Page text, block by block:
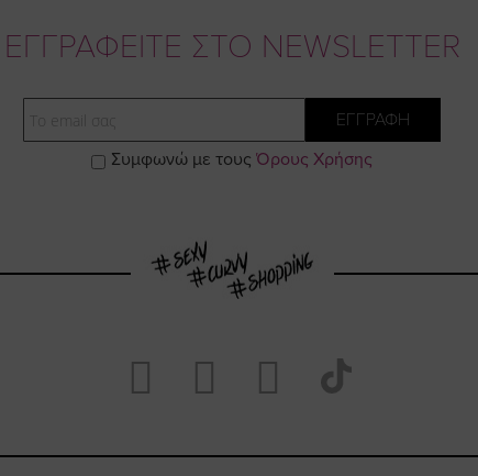
ΕΓΓΡΑΦΕΙΤΕ ΣΤΟ NEWSLETTER
ΕΓΓΡΑΦΗ
Συμφωνώ με τους Όρους Χρήσης
Visit
https://
Visit
https://
Visit
https://
our